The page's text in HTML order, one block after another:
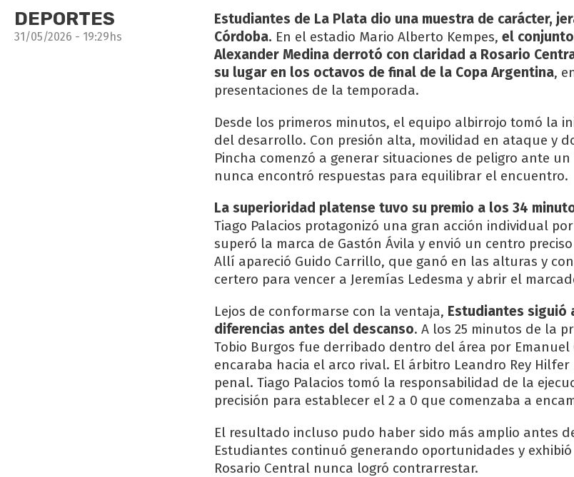
DEPORTES
31/05/2026 - 19:29hs
Estudiantes de La Plata dio una muestra de carácter,
Córdoba. En el estadio Mario Alberto Kempes, el
Alexander Medina derrotó con claridad a Rosario
su lugar en los octavos de final de la Copa Argentina,
presentaciones de la temporada.
Desde los primeros minutos, el equipo albirrojo tomó la
del desarrollo. Con presión alta, movilidad en ataque y
Pincha comenzó a generar situaciones de peligro ante
nunca encontró respuestas para equilibrar el encuentro.
La superioridad platense tuvo su premio a los 34
Tiago Palacios protagonizó una gran acción individual
superó la marca de Gastón Ávila y envió un centro
Allí apareció Guido Carrillo, que ganó en las alturas y
certero para vencer a Jeremías Ledesma y abrir el
Lejos de conformarse con la ventaja, Estudiantes siguió
diferencias antes del descanso. A los 25 minutos de la
Tobio Burgos fue derribado dentro del área por Emanuel
encaraba hacia el arco rival. El árbitro Leandro Rey
penal. Tiago Palacios tomó la responsabilidad de la
precisión para establecer el 2 a 0 que comenzaba a
El resultado incluso pudo haber sido más amplio antes
Estudiantes continuó generando oportunidades y
Rosario Central nunca logró contrarrestar.